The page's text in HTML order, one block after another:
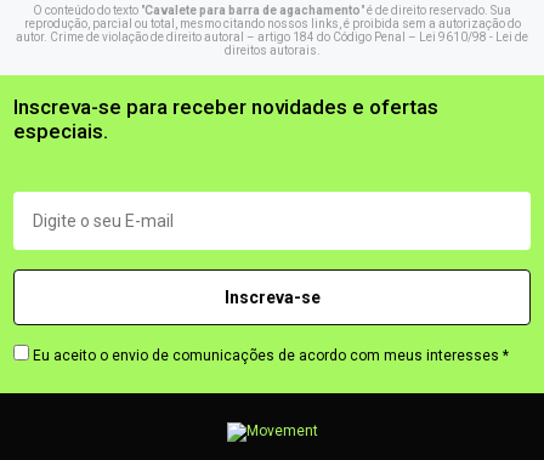
O conteúdo do texto "Cavalete para barra de agachamento" é de direito reservado. Sua
reprodução, parcial ou total, mesmo citando nossos links, é proibida sem a autorização do
autor. Crime de violação de direito autoral – artigo 184 do Código Penal – Lei 9610/98 - Lei de
direitos autorais.
Inscreva-se para receber novidades e ofertas
especiais.
Eu aceito o envio de comunicações de acordo com meus interesses *